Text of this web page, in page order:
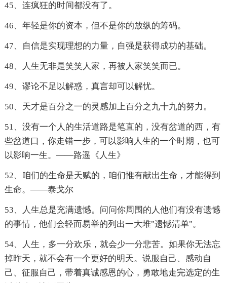
45、连疯狂的时间都没有了。
46、年轻是你的资本，但不是你的放纵的筹码。
47、自信是实现理想的力量，自强是获得成功的基础。
48、人生无非是笑笑人家，再被人家笑笑而已。
49、谬论不足以解惑，真言却可以解忧。
50、天才是百分之一的灵感加上百分之九十九的努力。
51、没有一个人的生活道路是笔直的，没有岔道的西，有
些岔道口，你走错一步，可以影响人生的一个时期，也可
以影响一生。——路遥《人生》
52、咱们的生命是天赋的，咱们惟有献出生命，才能得到
生命。――泰戈尔
53、人生总是充满遗憾。问问你周围的人他们有没有遗憾
的事情，他们会轻而易举的列出一大堆"遗憾清单"。
54、人生，多一分欢乐，就会少一分悲苦。如果你无法忘
掉昨天，就不会有一个更好的明天。说服自己、感动自
己、征服自己，带着真诚感恩的心，勇敢地走完选定的生